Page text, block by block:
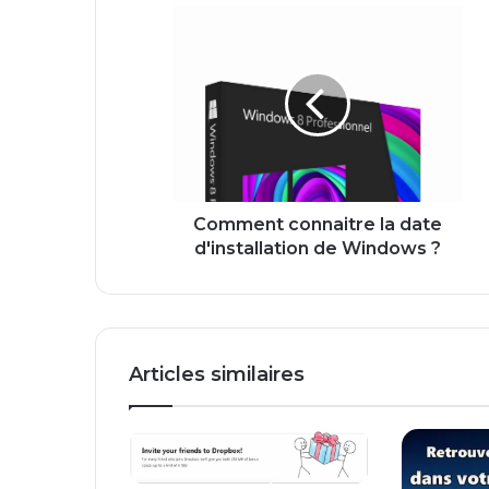
i
l
a
Comment connaitre la date
d'installation de Windows ?
Articles similaires